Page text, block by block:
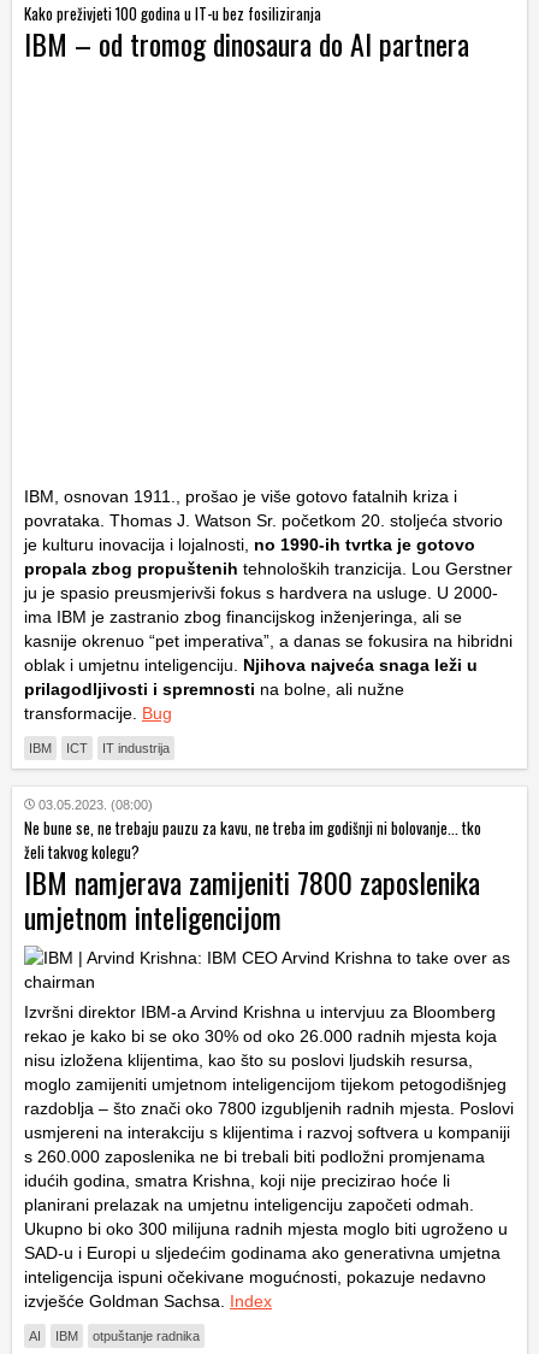
Kako preživjeti 100 godina u IT-u bez fosiliziranja
IBM – od tromog dinosaura do AI partnera
IBM, osnovan 1911., prošao je više gotovo fatalnih kriza i
povrataka. Thomas J. Watson Sr. početkom 20. stoljeća stvorio
je kulturu inovacija i lojalnosti, no 1990-ih tvrtka je gotovo
propala zbog propuštenih tehnoloških tranzicija. Lou Gerstner
ju je spasio preusmjerivši fokus s hardvera na usluge. U 2000-
ima IBM je zastranio zbog financijskog inženjeringa, ali se
kasnije okrenuo “pet imperativa”, a danas se fokusira na hibridni
oblak i umjetnu inteligenciju. Njihova najveća snaga leži u
prilagodljivosti i spremnosti na bolne, ali nužne
transformacije. Bug
IBM ICT IT industrija
03.05.2023. (08:00)
Ne bune se, ne trebaju pauzu za kavu, ne treba im godišnji ni bolovanje... tko
želi takvog kolegu?
IBM namjerava zamijeniti 7800 zaposlenika
umjetnom inteligencijom
Izvršni direktor IBM-a Arvind Krishna u intervjuu za Bloomberg
rekao je kako bi se oko 30% od oko 26.000 radnih mjesta koja
nisu izložena klijentima, kao što su poslovi ljudskih resursa,
moglo zamijeniti umjetnom inteligencijom tijekom petogodišnjeg
razdoblja – što znači oko 7800 izgubljenih radnih mjesta. Poslovi
usmjereni na interakciju s klijentima i razvoj softvera u kompaniji
s 260.000 zaposlenika ne bi trebali biti podložni promjenama
idućih godina, smatra Krishna, koji nije precizirao hoće li
planirani prelazak na umjetnu inteligenciju započeti odmah.
Ukupno bi oko 300 milijuna radnih mjesta moglo biti ugroženo u
SAD-u i Europi u sljedećim godinama ako generativna umjetna
inteligencija ispuni očekivane mogućnosti, pokazuje nedavno
izvješće Goldman Sachsa. Index
AI IBM otpuštanje radnika